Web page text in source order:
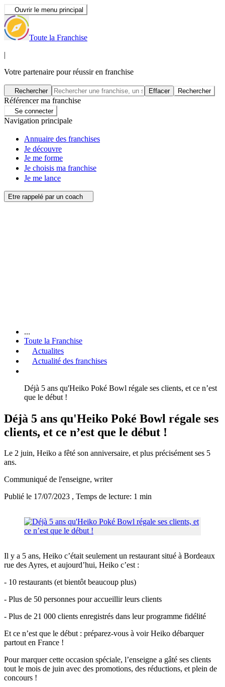
Ouvrir le menu principal
Toute la Franchise
|
Votre partenaire pour réussir en franchise
Rechercher Effacer Rechercher
Référencer ma franchise
Se connecter
Navigation principale
Annuaire des franchises
Je découvre
Je me forme
Je choisis ma franchise
Je me lance
Etre rappelé par un coach
...
Toute la Franchise
Actualites
Actualité des franchises
Déjà 5 ans qu'Heiko Poké Bowl régale ses clients, et ce n’est
que le début !
Déjà 5 ans qu'Heiko Poké Bowl régale ses
clients, et ce n’est que le début !
Le 2 juin, Heiko a fêté son anniversaire, et plus précisément ses 5
ans.
Communiqué de l'enseigne, writer
Publié le 17/07/2023 , Temps de lecture: 1 min
Il y a 5 ans, Heiko c’était seulement un restaurant situé à Bordeaux
rue des Ayres, et aujourd’hui, Heiko c’est :
- 10 restaurants (et bientôt beaucoup plus)
- Plus de 50 personnes pour accueillir leurs clients
- Plus de 21 000 clients enregistrés dans leur programme fidélité
Et ce n’est que le début : préparez-vous à voir Heiko débarquer
partout en France !
Pour marquer cette occasion spéciale, l’enseigne a gâté ses clients
tout le mois de juin avec des promotions, des réductions, et plein de
concours !